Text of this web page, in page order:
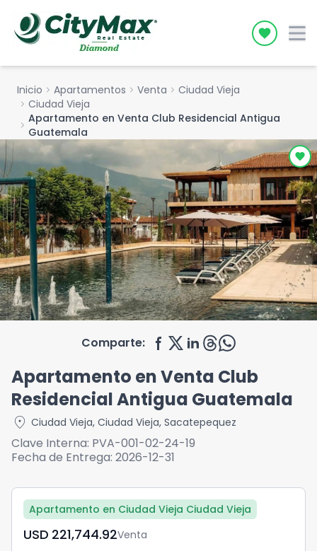
Icon
Inicio chevron_right Apartamentos chevron_right Venta chevron_right Ciudad Vieja
chevron_right Ciudad Vieja
chevron_right Apartamento en Venta Club Residencial Antigua
Guatemala
Comparte:
Apartamento en Venta Club
Residencial Antigua Guatemala
location_on Ciudad Vieja, Ciudad Vieja, Sacatepequez
Clave Interna: PVA-001-02-24-19
Fecha de Entrega: 2026-12-31
Apartamento en Ciudad Vieja Ciudad Vieja
USD	221,744.92Venta